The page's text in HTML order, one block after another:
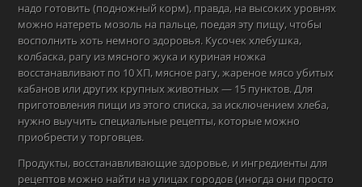
надо готовить (подножный корм), правда, на высоких уровнях
можно натереть мозоль на пальце, поедая эту пищу, чтобы
восполнить хоть немного здоровья. Кусочек хлебушка,
колбаска, рагу из мясного жука и куриная ножка
восстанавливают по 10 ХП, мясное рагу, жареное мясо убитых
кабанов или других крупных животных — 15 пунктов. Для
приготовления пищи из этого списка, за исключением хлеба,
нужно выучить специальные рецепты, которые можно
приобрести у торговцев.
Продукты, восстанавливающие здоровье, и ингредиенты для
рецептов можно найти на улицах городов (иногда они просто